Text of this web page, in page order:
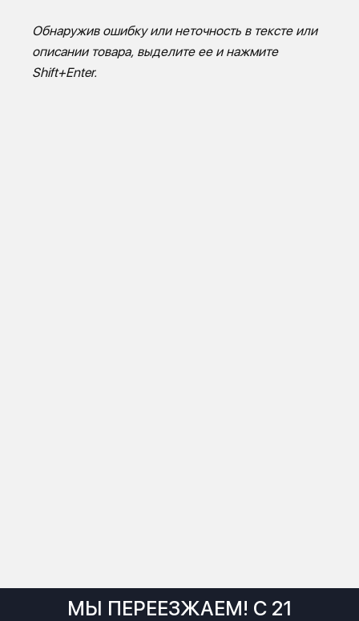
Обнаружив ошибку или неточность в тексте или
описании товара, выделите ее и нажмите
Shift+Enter.
МЫ ПЕРЕЕЗЖАЕМ! С 21